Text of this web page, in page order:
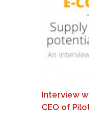
Interview
CEO of